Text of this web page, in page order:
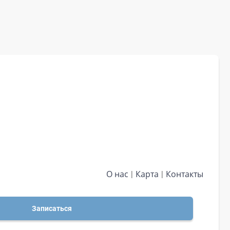
О нас Карта Контакты
Записаться